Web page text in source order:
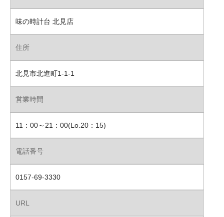
味の時計台 北見店
住所
北見市北進町1-1-1
営業時間
11：00～21：00(Lo.20：15)
電話番号
0157-69-3330
URL